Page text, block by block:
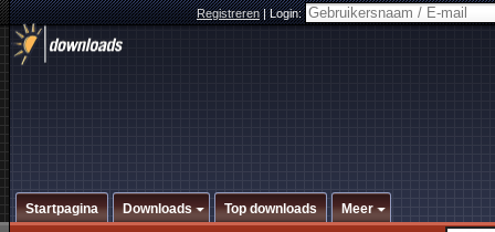
Registreren|Login:
Startpagina Downloads Top downloads Meer